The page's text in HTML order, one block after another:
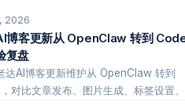
2026
博客更新从 OpenClaw 转到
复盘
达AI博客更新维护从 OpenClaw 转到
对比文章发布、图片生成、标签设置、